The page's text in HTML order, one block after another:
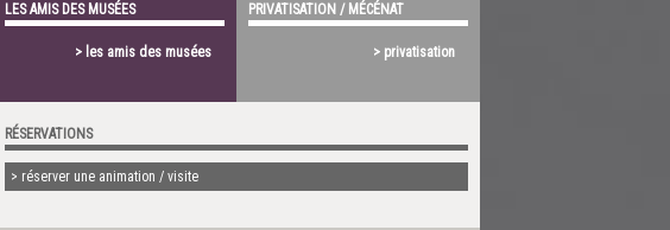
LES AMIS DES MUSÉES
> les amis des musées
PRIVATISATION / MÉCÉNAT
> privatisation
RÉSERVATIONS
> réserver une animation / visite